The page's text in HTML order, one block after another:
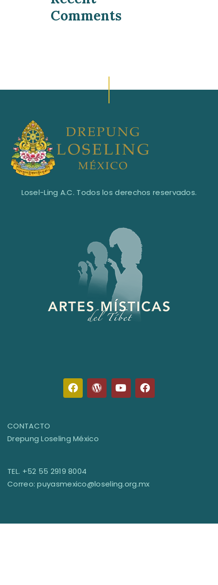
Comments
Losel-Ling A.C. Todos los derechos reservados.
CONTACTO
Drepung Loseling México
TEL. +52 55 2919 8004
Correo: puyasmexico@loseling.org.mx